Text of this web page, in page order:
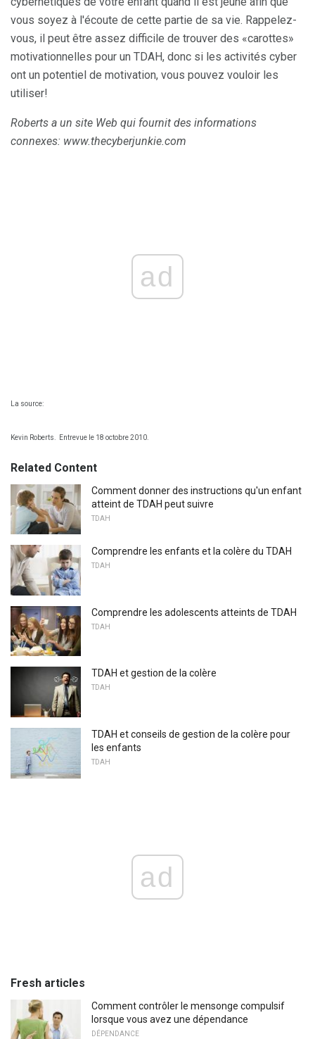
vous soyez à l'écoute de cette partie de sa vie. Rappelez-
vous, il peut être assez difficile de trouver des «carottes»
motivationnelles pour un TDAH, donc si les activités cyber
ont un potentiel de motivation, vous pouvez vouloir les
utiliser!
Roberts a un site Web qui fournit des informations
connexes: www.thecyberjunkie.com
ad
La source:
Kevin Roberts. Entrevue le 18 octobre 2010.
Related Content
Comment donner des instructions qu'un enfant
atteint de TDAH peut suivre
TDAH
Comprendre les enfants et la colère du TDAH
TDAH
Comprendre les adolescents atteints de TDAH
TDAH
TDAH et gestion de la colère
TDAH
TDAH et conseils de gestion de la colère pour
les enfants
TDAH
ad
Fresh articles
Comment contrôler le mensonge compulsif
lorsque vous avez une dépendance
DÉPENDANCE